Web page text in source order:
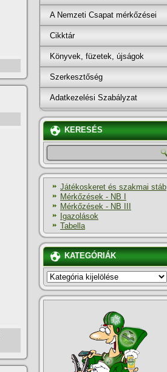
A Nemzeti Csapat mérkőzései
Cikktár
Könyvek, füzetek, újságok
Szerkesztőség
Adatkezelési Szabályzat
KERESÉS
Játékoskeret és szakmai stáb
Mérkőzések - NB I
Mérkőzések - NB III
Igazolások
Tabella
KATEGÓRIÁK
KATEGÓRIÁK